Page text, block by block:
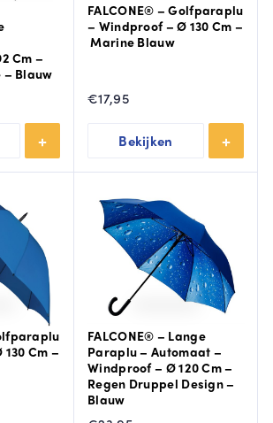
Cm –
– Blauw
FALCONE® – Golfparaplu
– Windproof – Ø 130 Cm –
Marine Blauw
€17,95
Bekijken
Cm –
FALCONE® – Lange
Paraplu – Automaat –
Windproof – Ø 120 Cm –
Regen Druppel Design –
Blauw